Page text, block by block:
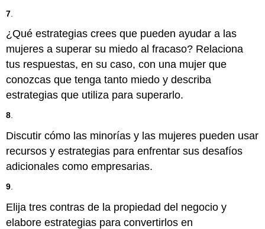
7
¿Qué estrategias crees que pueden ayudar a las
mujeres a superar su miedo al fracaso? Relaciona
tus respuestas, en su caso, con una mujer que
conozcas que tenga tanto miedo y describa
estrategias que utiliza para superarlo.
8
Discutir cómo las minorías y las mujeres pueden usar
recursos y estrategias para enfrentar sus desafíos
adicionales como empresarias.
9
Elija tres contras de la propiedad del negocio y
elabore estrategias para convertirlos en